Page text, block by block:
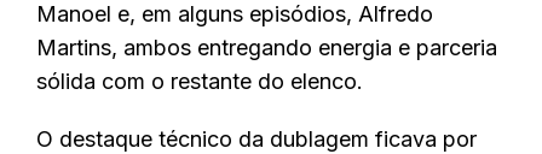
Manoel e, em alguns episódios, Alfredo
Martins, ambos entregando energia e parceria
sólida com o restante do elenco.
O destaque técnico da dublagem ficava por